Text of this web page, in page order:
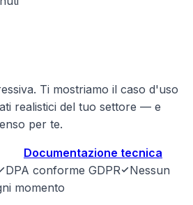
Ti mostriamo il caso d'uso
realistici del tuo settore — e
per te.
Documentazione tecnica
DPA conforme GDPR
Nessun
momento